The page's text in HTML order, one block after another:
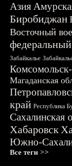
Азия
Биробиджан
Восточный
Забайкалье
Магаданская
край Республика
Сахалинская
Хабаровск
Южно-
Все теги >>